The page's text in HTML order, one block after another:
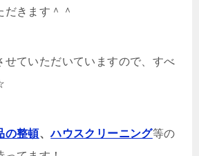
きます＾＾
せていただいていますので、すべ
の整頓、ハウスクリーニング等の